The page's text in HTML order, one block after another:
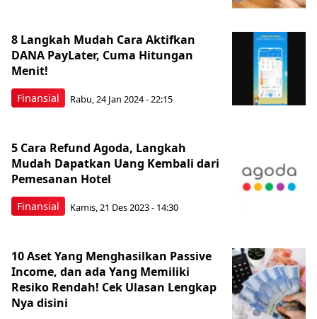
Finansial
8 Langkah Mudah Cara Aktifkan
DANA PayLater, Cuma Hitungan
Menit!
Rabu, 24 Jan 2024 - 22:15
Finansial
5 Cara Refund Agoda, Langkah
Mudah Dapatkan Uang Kembali dari
Pemesanan Hotel
Kamis, 21 Des 2023 - 14:30
10 Aset Yang Menghasilkan Passive
Income, dan ada Yang Memiliki
Resiko Rendah! Cek Ulasan Lengkap
Nya disini